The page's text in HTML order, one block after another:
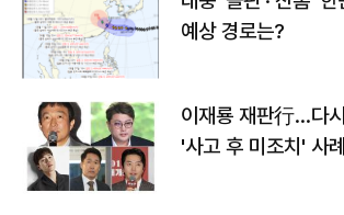
예상 경로는?
이재룡 재판行…다
'사고 후 미조치' 사례